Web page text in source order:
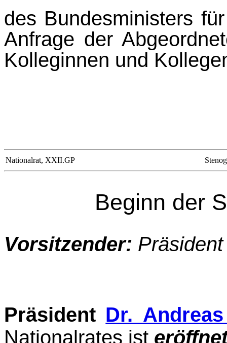
des Bundesministers
Anfrage der
Kolleginnen und
Nationalrat, XXII.GP
Beginn der
Vorsitzender:
Präsident Dr.
Nationalrates ist